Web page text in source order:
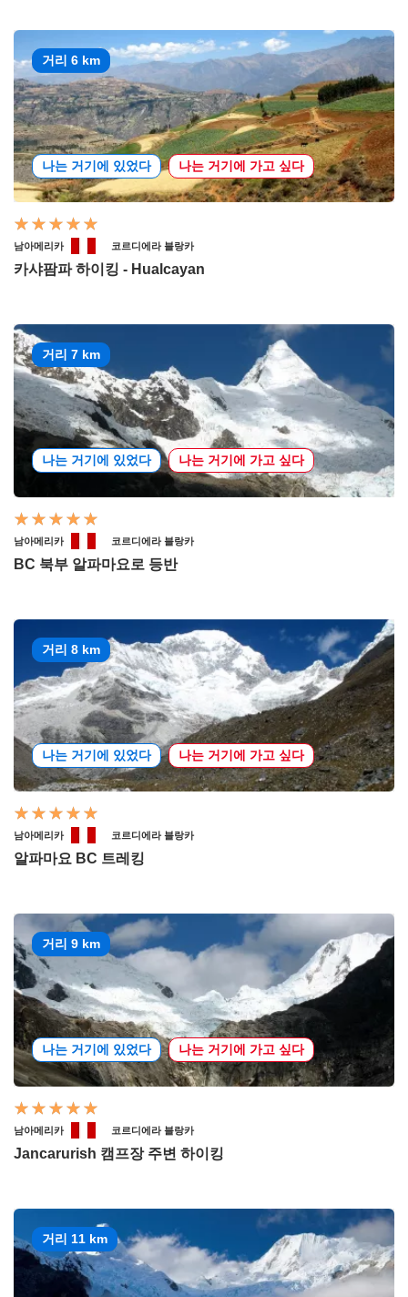
거리 6 km
나는 거기에 있었다 나는 거기에 가고 싶다
남아메리카 코르디에라 블랑카
카샤팜파 하이킹 - Hualcayan
거리 7 km
나는 거기에 있었다 나는 거기에 가고 싶다
남아메리카 코르디에라 블랑카
BC 북부 알파마요로 등반
거리 8 km
나는 거기에 있었다 나는 거기에 가고 싶다
남아메리카 코르디에라 블랑카
알파마요 BC 트레킹
거리 9 km
나는 거기에 있었다 나는 거기에 가고 싶다
남아메리카 코르디에라 블랑카
Jancarurish 캠프장 주변 하이킹
거리 11 km